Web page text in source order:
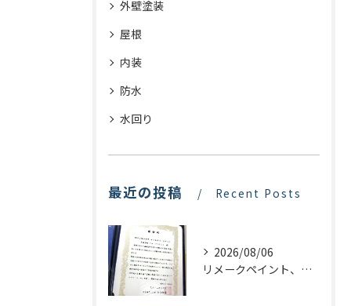
外壁塗装
屋根
内装
防水
水回り
最近の投稿 Recent Posts
2026/08/06
リメークペイント、感謝状を頂く！